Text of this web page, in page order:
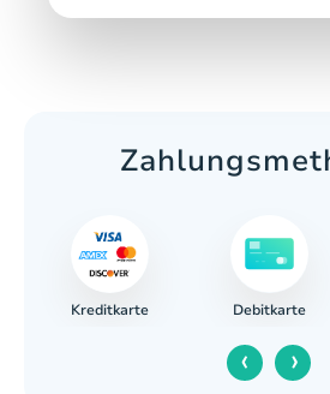
Kreditkarte Debitkarte
‹ ›